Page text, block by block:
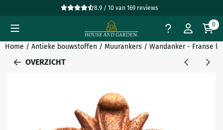
Cookievoorkeuren zijn beschikbaar. Kies instellingen of sta
8.9 / 10 van169 reviews
0
Home / Antieke bouwstoffen / Muurankers / Wandanker - Franse
OVERZICHT